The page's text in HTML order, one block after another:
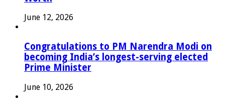
June 12, 2026
Congratulations to PM Narendra Modi on
becoming India’s longest-serving elected
Prime Minister
June 10, 2026